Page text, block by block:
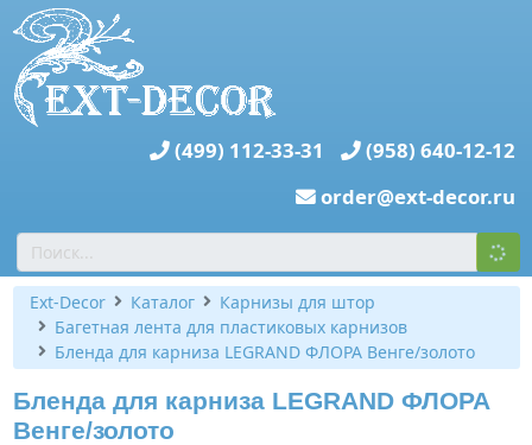
(499) 112-33-31
(958) 640-12-12
order@ext-decor.ru
Ext-Decor Каталог
Карнизы для штор
Багетная лента для пластиковых карнизов
Бленда для карниза LEGRAND ФЛОРА Венге/золото
Бленда для карниза LEGRAND ФЛОРА
Венге/золото